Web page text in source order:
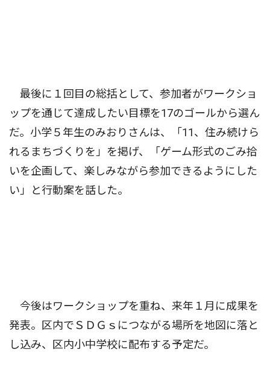
最後に１回目の総括として、参加者がワークショ
ップを通じて達成したい目標を17のゴールから選ん
だ。小学５年生のみおりさんは、「11、住み続けら
れるまちづくりを」を掲げ、「ゲーム形式のごみ拾
いを企画して、楽しみながら参加できるようにした
い」と行動案を話した。
今後はワークショップを重ね、来年１月に成果を
発表。区内でＳＤＧｓにつながる場所を地図に落と
し込み、区内小中学校に配布する予定だ。